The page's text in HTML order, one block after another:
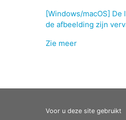
[Windows/macOS] De
de afbeelding zijn
Zie meer
Voor u deze site gebruikt